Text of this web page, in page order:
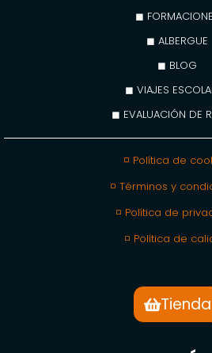
◼
◼ ALBERGUE
◼ BLOG
◼ VIAJES
◼ EVALUACIÓN DE
◽ Política de
◽ Términos y
◽ Política de
◽ Política de
Tienda